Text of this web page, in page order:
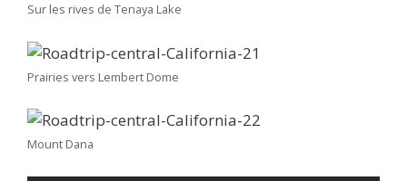
Sur les rives de Tenaya Lake
Prairies vers Lembert Dome
Mount Dana